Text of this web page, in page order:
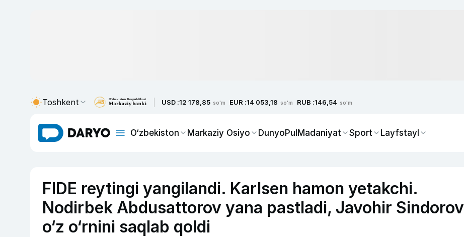
Toshkent USD :12 178,85 so'm EUR :14 053,18 so'm RUB :146,54 so'm
O‘zbekiston Markaziy Osiyo DunyoPulMadaniyat Sport Layfstayl
FIDE reytingi yangilandi. Karlsen hamon yetakchi.
Nodirbek Abdusattorov yana pastladi, Javohir Sindorov
o‘z o‘rnini saqlab qoldi